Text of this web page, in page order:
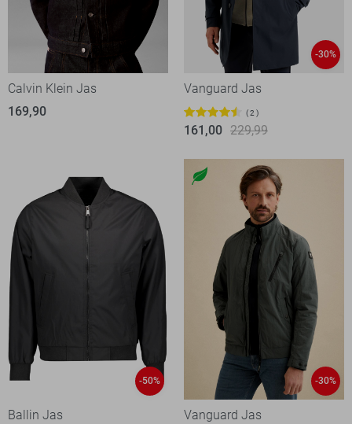
Calvin Klein Jas
169,90
-30%
Vanguard Jas
2
161,00 229,99
-50%
Ballin Jas
-30%
Vanguard Jas